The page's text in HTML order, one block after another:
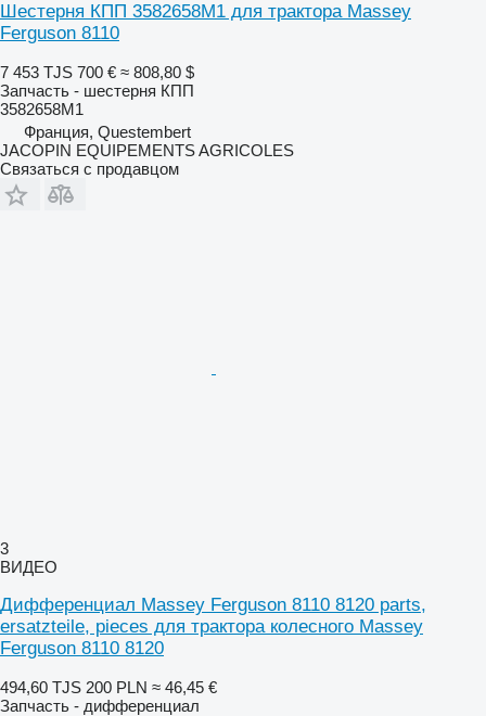
Шестерня КПП 3582658M1 для трактора Massey
Ferguson 8110
7 453 TJS 700 € ≈ 808,80 $
Запчасть - шестерня КПП
3582658M1
Франция, Questembert
JACOPIN EQUIPEMENTS AGRICOLES
Связаться с продавцом
3
ВИДЕО
Дифференциал Massey Ferguson 8110 8120 parts,
ersatzteile, pieces для трактора колесного Massey
Ferguson 8110 8120
494,60 TJS 200 PLN ≈ 46,45 €
Запчасть - дифференциал